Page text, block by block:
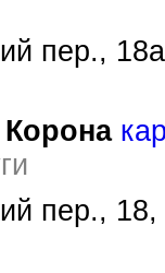
пер., 18а
Корона
пер., 18,